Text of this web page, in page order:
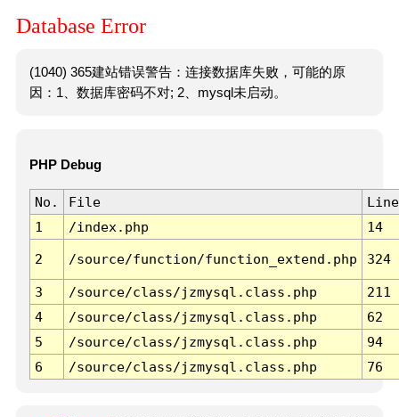
Database Error
(1040) 365建站错误警告：连接数据库失败，可能的原
因：1、数据库密码不对; 2、mysql未启动。
PHP Debug
No. File
Line
1
/index.php 14
2 /source/function/function_extend.php 324
3 /source/class/jzmysql.class.php
211
4
/source/class/jzmysql.class.php
62
5
/source/class/jzmysql.class.php
94
6
/source/class/jzmysql.class.php 76